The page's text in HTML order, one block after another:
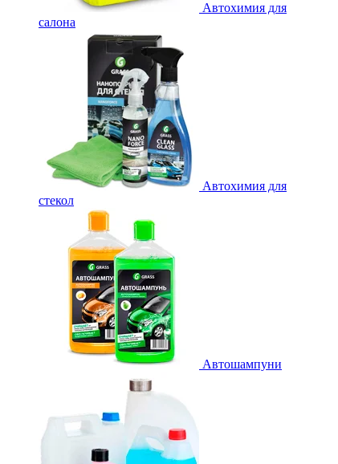
Автохимия для
салона
Автохимия для
стекол
Автошампуни